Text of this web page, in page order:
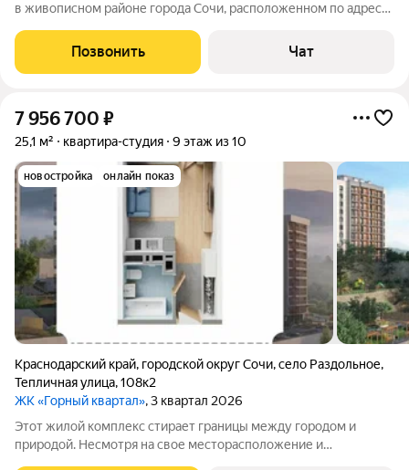
в живописном районе города Сочи, расположенном по адресу:
расположена на восьмом этаже тринадцатиэтажного
кирпичного дома, что
Позвонить Чат
7 956 700 ₽
25,1 м² квартира-студия 9 этаж из 10
новостройка онлайн показ
Краснодарский край, городской округ Сочи,село Раздольное,
Тепличная улица,108к2
ЖК «Горный квартал», 3 квартал 2026
Этот жилой комплекс стирает границы между городом и
природой. Несмотря на свое месторасположение и